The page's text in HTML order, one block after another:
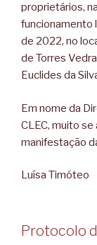
proprietários,
funcionamento
de 2022, no
de Torres
Euclides da
Em nome da
CLEC, muito
manifestação
Luísa Timóteo
Protocolo